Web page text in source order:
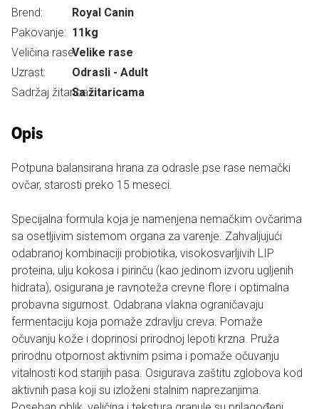
Brend:
Royal Canin
Pakovanje: 11kg
Veličina rase:Velike rase
Uzrast:
Odrasli - Adult
Sadržaj žitarica:Sa žitaricama
Opis
Potpuna balansirana hrana za odrasle pse rase nemački
ovčar, starosti preko 15 meseci.
Specijalna formula koja je namenjena nemačkim ovčarima
sa osetljivim sistemom organa za varenje. Zahvaljujući
odabranoj kombinaciji probiotika, visokosvarljivih LIP
proteina, ulju kokosa i pirinču (kao jedinom izvoru ugljenih
hidrata), osigurana je ravnoteža crevne flore i optimalna
probavna sigurnost. Odabrana vlakna ograničavaju
fermentaciju koja pomaže zdravlju creva. Pomaže
očuvanju kože i doprinosi prirodnoj lepoti krzna. Pruža
prirodnu otpornost aktivnim psima i pomaže očuvanju
vitalnosti kod starijih pasa. Osigurava zaštitu zglobova kod
aktivnih pasa koji su izloženi stalnim naprezanjima.